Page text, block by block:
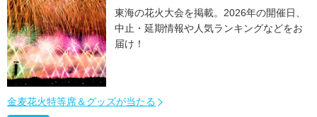
東海の花火大会を掲載。2026年の開催日、
中止・延期情報や人気ランキングなどをお
届け！
金麦花火特等席＆グッズが当たる